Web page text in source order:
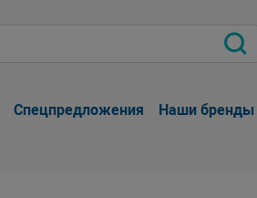
Спецпредложения Наши бренды